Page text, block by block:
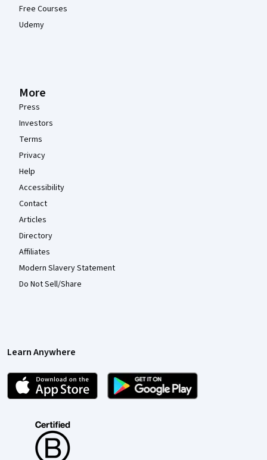
Free Courses
Udemy
More
Press
Investors
Terms
Privacy
Help
Accessibility
Contact
Articles
Directory
Affiliates
Modern Slavery Statement
Do Not Sell/Share
Learn Anywhere